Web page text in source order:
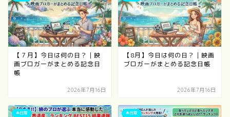
【７月】今日は何の日？｜映
画ブロガーがまとめる記念日
帳
2026年7月16日
【8月】今日は何の日？｜映画
ブロガーがまとめる記念日帳
2026年7月16日
☘日常 ☘日常